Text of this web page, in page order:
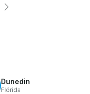
Dunedin
Flórida